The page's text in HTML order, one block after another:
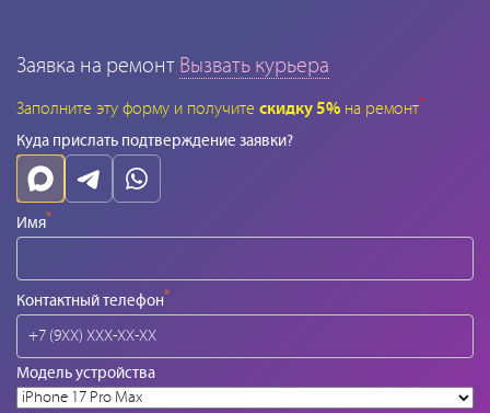
Заявка на ремонт Вызвать курьера
Заполните эту форму и получите скидку 5% на ремонт*
Куда прислать подтверждение заявки?
Имя*
Контактный телефон*
Модель устройства